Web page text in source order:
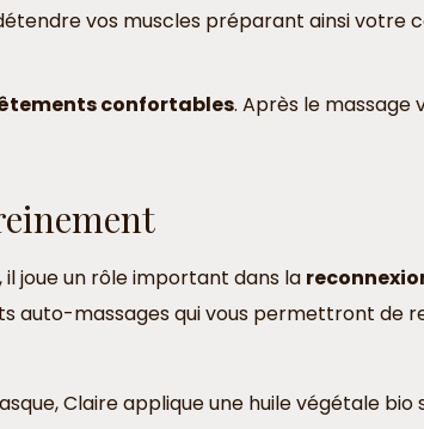
vos muscles préparant ainsi votre
confortables. Après le massage
joue un rôle important dans la
auto-massages qui vous permettront de
Claire applique une huile végétale